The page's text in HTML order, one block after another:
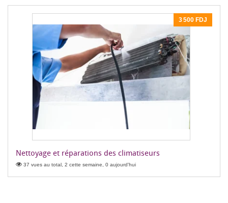
3 500 FDJ
Nettoyage et réparations des climatiseurs
37 vues au total, 2 cette semaine, 0 aujourd'hui